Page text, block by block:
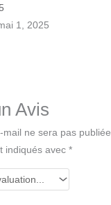
1, 2025
Avis
ne sera pas publiée.
indiqués avec *